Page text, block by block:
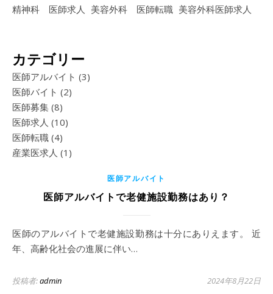
精神科 医師求人 美容外科 医師転職 美容外科医師求人
カテゴリー
医師アルバイト (3)
医師バイト (2)
医師募集 (8)
医師求人 (10)
医師転職 (4)
産業医求人 (1)
医師アルバイト
医師アルバイトで老健施設勤務はあり？
医師のアルバイトで老健施設勤務は十分にありえます。 近
年、高齢化社会の進展に伴い…
投稿者:admin 2024年8月22日